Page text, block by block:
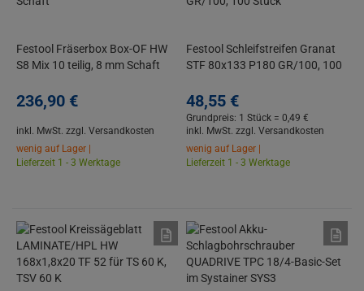
Festool Fräserbox Box-OF HW
S8 Mix 10 teilig, 8 mm Schaft
236,90 €
inkl. MwSt. zzgl. Versandkosten
wenig auf Lager |
Lieferzeit 1 - 3 Werktage
Festool Schleifstreifen Granat
STF 80x133 P180 GR/100, 100
48,55 €
Grundpreis: 1 Stück = 0,49 €
inkl. MwSt. zzgl. Versandkosten
wenig auf Lager |
Lieferzeit 1 - 3 Werktage